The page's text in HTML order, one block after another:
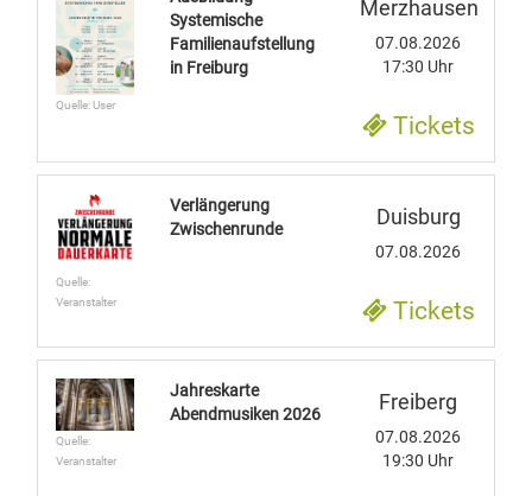
Quelle: User
Systemische
Familienaufstellung
in Freiburg
Merzhausen
07.08.2026
17:30 Uhr
Tickets
Quelle:
Veranstalter
Verlängerung
Zwischenrunde
Duisburg
07.08.2026
Tickets
Quelle:
Veranstalter
Jahreskarte
Abendmusiken 2026
Freiberg
07.08.2026
19:30 Uhr